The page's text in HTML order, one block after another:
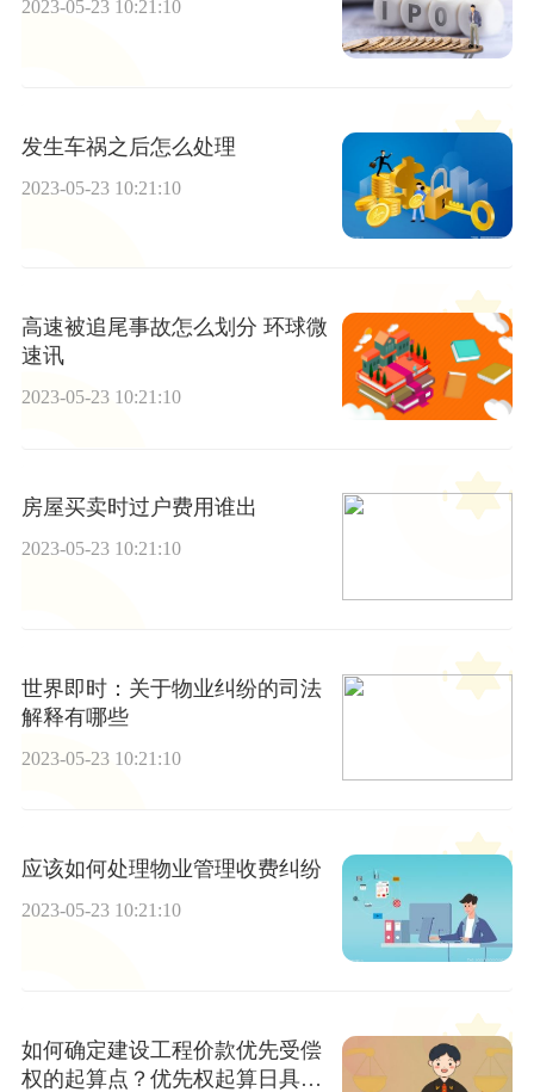
2023-05-23 10:21:10
发生车祸之后怎么处理
2023-05-23 10:21:10
高速被追尾事故怎么划分 环球微
速讯
2023-05-23 10:21:10
房屋买卖时过户费用谁出
2023-05-23 10:21:10
世界即时：关于物业纠纷的司法
解释有哪些
2023-05-23 10:21:10
应该如何处理物业管理收费纠纷
2023-05-23 10:21:10
如何确定建设工程价款优先受偿
权的起算点？优先权起算日具体